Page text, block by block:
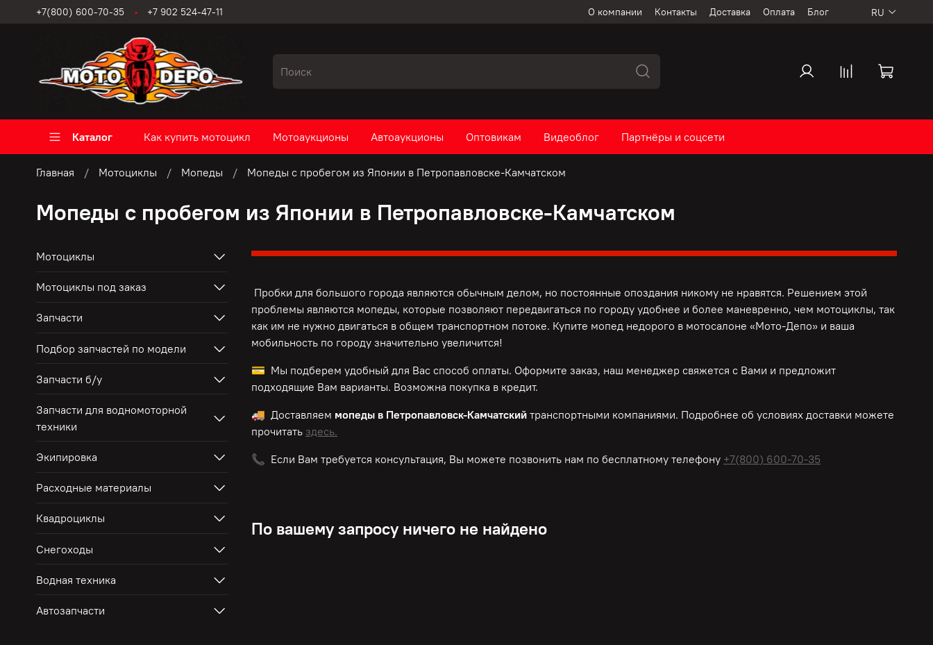
О компании Контакты Доставка Оплата Блог
+7(800) 600-70-35 +7 902 524-47-11 RU
Каталог Как купить мотоцикл Мотоаукционы Автоаукционы Оптовикам Видеоблог Партнёры и соцсети
Главная Мотоциклы Мопеды Мопеды с пробегом из Японии в Петропавловске-Камчатском
Мопеды с пробегом из Японии в Петропавловске-Камчатском
Пробки для большого города являются обычным делом, но постоянные опоздания никому не нравятся. Решением этой
проблемы являются мопеды, которые позволяют передвигаться по городу удобнее и более маневренно, чем мотоциклы, так
как им не нужно двигаться в общем транспортном потоке. Купите мопед недорого в мотосалоне «Мото-Депо» и ваша
мобильность по городу значительно увеличится!
💳 Мы подберем удобный для Вас способ оплаты. Оформите заказ, наш менеджер свяжется с Вами и предложит
подходящие Вам варианты. Возможна покупка в кредит.
🚚 Доставляем мопеды в Петропавловск-Камчатскийтранспортными компаниями. Подробнее об условиях доставки можете
прочитать здесь.
📞 Если Вам требуется консультация, Вы можете позвонить нам по бесплатномутелефону +7(800) 600-70-35
По вашему запросу ничего не найдено
Мотоциклы
Мотоциклы под заказ
Запчасти
Подбор запчастей по модели
Запчасти б/у
Запчасти для водномоторной
техники
Экипировка
Расходные материалы
Квадроциклы
Снегоходы
Водная техника
Автозапчасти